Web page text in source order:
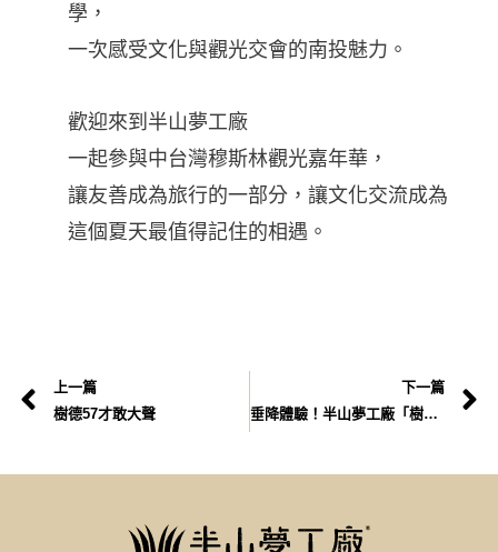
學，
一次感受文化與觀光交會的南投魅力。
歡迎來到半山夢工廠
一起參與中台灣穆斯林觀光嘉年華，
讓友善成為旅行的一部分，讓文化交流成為
這個夏天最值得記住的相遇。
上一篇
樹德57才敢大聲
下一篇
垂降體驗！半山夢工廠「樹心跳到底」挑戰垂降時的墜落快感